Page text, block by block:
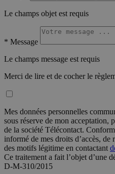
Le champs objet est requis
* Message
Le champs message est requis
Merci de lire et de cocher le
Mes données personnelles
sous réserve de mon acceptation,
de la société Télécontact.
informé de mes droits d’accès,
des motifs légitime en contactant
Ce traitement a fait l’objet d’une
D-M-310/2015